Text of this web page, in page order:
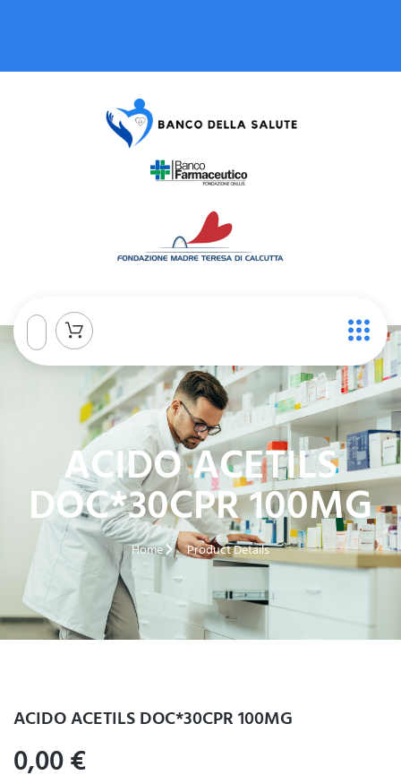
ACIDO ACETILS
DOC*30CPR 100MG
Home Product Details
ACIDO ACETILS DOC*30CPR 100MG
0,00€